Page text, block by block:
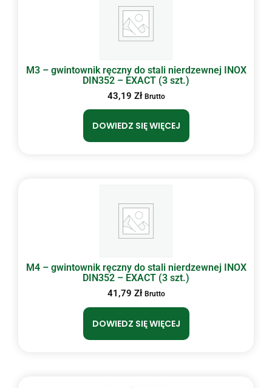
M3 – gwintownik ręczny do stali nierdzewnej INOX
DIN352 – EXACT (3 szt.)
43,19 Zł Brutto
DOWIEDZ SIĘ WIĘCEJ
M4 – gwintownik ręczny do stali nierdzewnej INOX
DIN352 – EXACT (3 szt.)
41,79 Zł Brutto
DOWIEDZ SIĘ WIĘCEJ